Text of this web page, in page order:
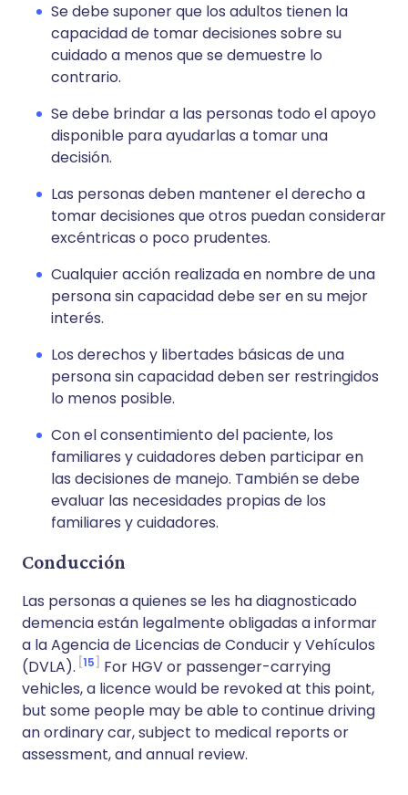
Se debe suponer que los adultos tienen la
capacidad de tomar decisiones sobre su
cuidado a menos que se demuestre lo
contrario.
Se debe brindar a las personas todo el apoyo
disponible para ayudarlas a tomar una
decisión.
Las personas deben mantener el derecho a
tomar decisiones que otros puedan considerar
excéntricas o poco prudentes.
Cualquier acción realizada en nombre de una
persona sin capacidad debe ser en su mejor
interés.
Los derechos y libertades básicas de una
persona sin capacidad deben ser restringidos
lo menos posible.
Con el consentimiento del paciente, los
familiares y cuidadores deben participar en
las decisiones de manejo. También se debe
evaluar las necesidades propias de los
familiares y cuidadores.
Conducción
Las personas a quienes se les ha diagnosticado
demencia están legalmente obligadas a informar
a la Agencia de Licencias de Conducir y Vehículos
(DVLA). 15
For HGV or passenger-carrying
vehicles, a licence would be revoked at this point,
but some people may be able to continue driving
an ordinary car, subject to medical reports or
assessment, and annual review.